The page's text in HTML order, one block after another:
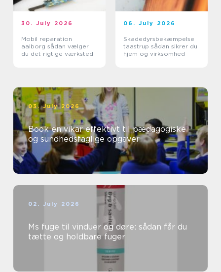
30. July 2026
Mobil reparation
aalborg sådan vælger
du det rigtige værksted
06. July 2026
Skadedyrsbekæmpelse
taastrup sådan sikrer du
hjem og virksomhed
03. July 2026
Book en vikar effektivt til pædagogiske
og sundhedsfaglige opgaver
02. July 2026
Ms fuge til vinduer og døre: sådan får du
tætte og holdbare fuger